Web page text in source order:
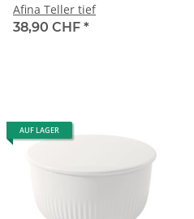
Afina Teller tief
38,90 CHF *
AUF LAGER